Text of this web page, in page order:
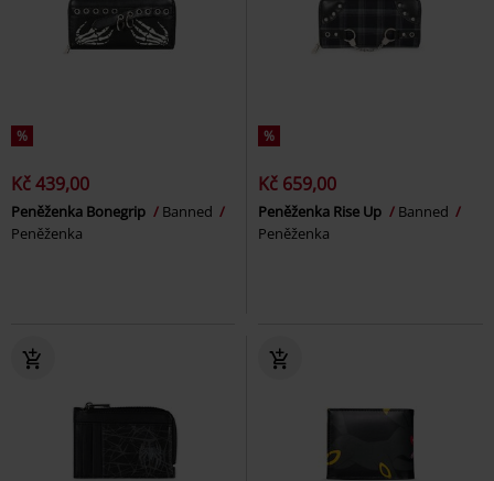
%
Kč 439,00
Peněženka Bonegrip
Banned
Peněženka
%
Kč 659,00
Peněženka Rise Up
Banned
Peněženka